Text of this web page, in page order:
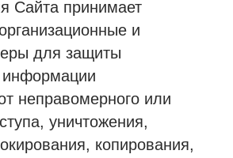
Сайта принимает
и
для защиты
информации
неправомерного или
уничтожения,
копирования,